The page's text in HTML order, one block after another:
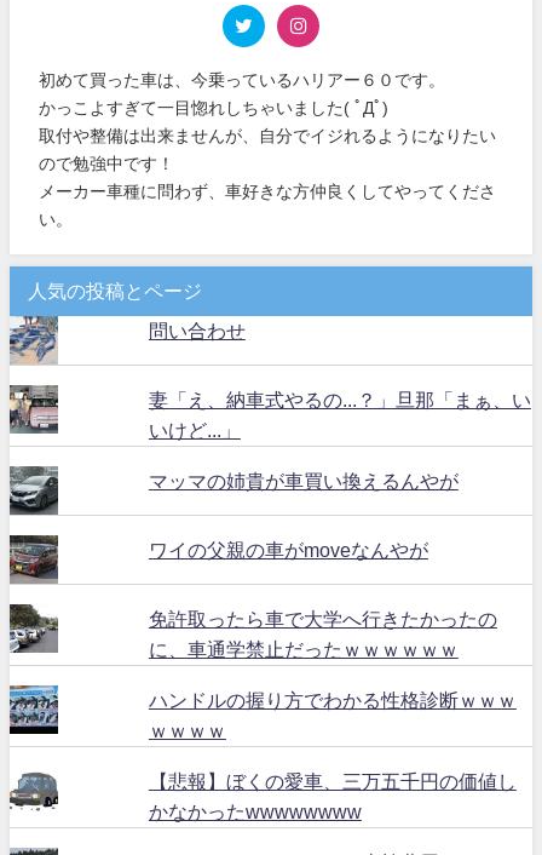
初めて買った車は、今乗っているハリアー６０です。
かっこよすぎて一目惚れしちゃいました( ﾟДﾟ)
取付や整備は出来ませんが、自分でイジれるようになりたい
ので勉強中です！
メーカー車種に問わず、車好きな方仲良くしてやってくださ
い。
人気の投稿とページ
問い合わせ
妻「え、納車式やるの...？」旦那「まぁ、い
いけど...」
マッマの姉貴が車買い換えるんやが
ワイの父親の車がmoveなんやが
免許取ったら車で大学へ行きたかったの
に、車通学禁止だったｗｗｗｗｗｗ
ハンドルの握り方でわかる性格診断ｗｗｗ
ｗｗｗｗ
【悲報】ぼくの愛車、三万五千円の価値し
かなかったwwwwwwww